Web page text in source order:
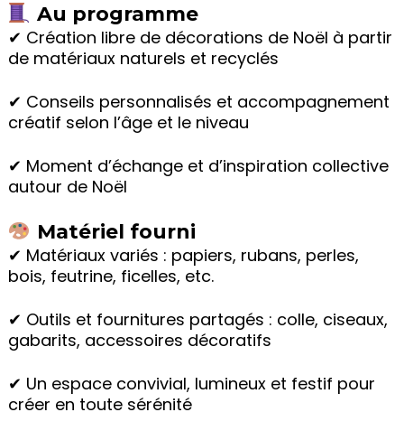
Au programme
✔ Création libre de décorations de Noël à partir
de matériaux naturels et recyclés
✔ Conseils personnalisés et accompagnement
créatif selon l’âge et le niveau
✔ Moment d’échange et d’inspiration collective
autour de Noël
Matériel fourni
✔ Matériaux variés : papiers, rubans, perles,
bois, feutrine, ficelles, etc.
✔ Outils et fournitures partagés : colle, ciseaux,
gabarits, accessoires décoratifs
✔ Un espace convivial, lumineux et festif pour
créer en toute sérénité